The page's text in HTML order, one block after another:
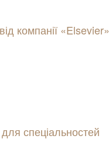
компанії «Elsevier»
для спеціальностей